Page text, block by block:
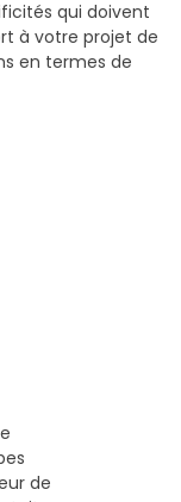
qui doivent
à votre projet de
en termes de
de